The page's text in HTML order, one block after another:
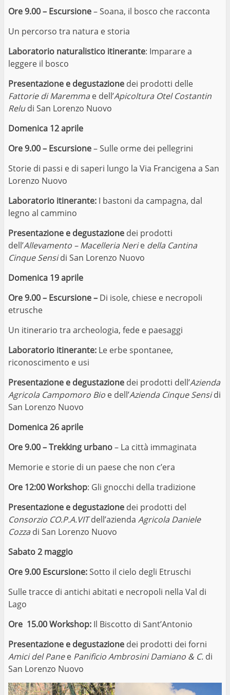
Ore 9.00 – Escursione– Soana, il bosco che racconta
Un percorso tra natura e storia
Laboratorio naturalistico itinerante: Imparare a
leggere il bosco
Presentazione e degustazione dei prodotti delle
Fattorie di Maremmae dell’Apicoltura Otel Costantin
Reludi San Lorenzo Nuovo
Domenica 12 aprile
Ore 9.00 – Escursione– Sulle orme dei pellegrini
Storie di passi e di saperi lungo la Via Francigena a San
Lorenzo Nuovo
Laboratorio itinerante: I bastoni da campagna, dal
legno al cammino
Presentazione e degustazione dei prodotti
dell’Allevamento – Macelleria Nerie della Cantina
Cinque Sensidi San Lorenzo Nuovo
Domenica 19 aprile
Ore 9.00 – Escursione – Di isole, chiese e necropoli
etrusche
Un itinerario tra archeologia, fede e paesaggi
Laboratorio itinerante: Le erbe spontanee,
riconoscimento e usi
Presentazione e degustazione dei prodotti dell’Azienda
Agricola Campomoro Bio e dell’Azienda Cinque Sensidi
San Lorenzo Nuovo
Domenica 26 aprile
Ore 9.00 – Trekking urbano– La città immaginata
Memorie e storie di un paese che non c’era
Ore 12:00 Workshop: Gli gnocchi della tradizione
Presentazione e degustazione dei prodotti del
Consorzio CO.P.A.VITdell’azienda Agricola Daniele
Cozzadi San Lorenzo Nuovo
Sabato 2 maggio
Ore 9.00 Escursione:Sotto il cielo degli Etruschi
Sulle tracce di antichi abitati e necropoli nella Val di
Lago
Ore 15.00 Workshop: Il Biscotto di Sant’Antonio
Presentazione e degustazione dei prodotti dei forni
Amici del Panee Panificio Ambrosini Damiano & C. di
San Lorenzo Nuovo